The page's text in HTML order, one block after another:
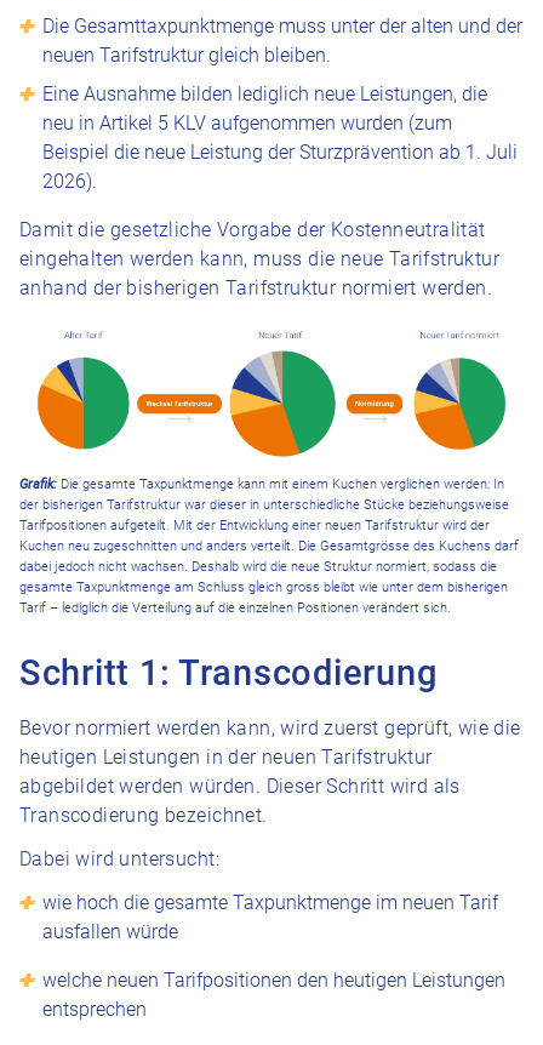
Die Gesamttaxpunktmenge muss unter der alten und der
neuen Tarifstruktur gleich bleiben.
Eine Ausnahme bilden lediglich neue Leistungen, die
neu in Artikel 5 KLV aufgenommen wurden (zum
Beispiel die neue Leistung der Sturzprävention ab 1. Juli
2026).
Damit die gesetzliche Vorgabe der Kostenneutralität
eingehalten werden kann, muss die neue Tarifstruktur
anhand der bisherigen Tarifstruktur normiert werden.
Grafik: Die gesamte Taxpunktmenge kann mit einem Kuchen verglichen werden: In
der bisherigen Tarifstruktur war dieser in unterschiedliche Stücke beziehungsweise
Tarifpositionen aufgeteilt. Mit der Entwicklung einer neuen Tarifstruktur wird der
Kuchen neu zugeschnitten und anders verteilt. Die Gesamtgrösse des Kuchens darf
dabei jedoch nicht wachsen. Deshalb wird die neue Struktur normiert, sodass die
gesamte Taxpunktmenge am Schluss gleich gross bleibt wie unter dem bisherigen
Tarif – lediglich die Verteilung auf die einzelnen Positionen verändert sich.
Schritt 1: Transcodierung
Bevor normiert werden kann, wird zuerst geprüft, wie die
heutigen Leistungen in der neuen Tarifstruktur
abgebildet werden würden. Dieser Schritt wird als
Transcodierung bezeichnet.
Dabei wird untersucht:
wie hoch die gesamte Taxpunktmenge im neuen Tarif
ausfallen würde
welche neuen Tarifpositionen den heutigen Leistungen
entsprechen